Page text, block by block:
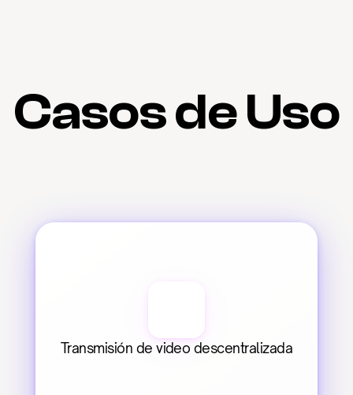
Casos de Uso
Transmisión de video descentralizada